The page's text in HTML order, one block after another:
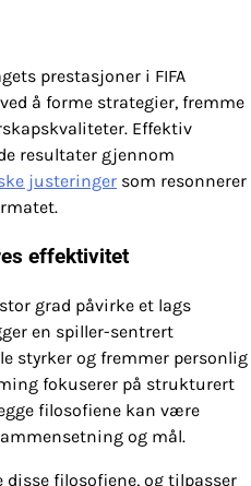
prestasjoner i FIFA
å forme strategier, fremme
Effektiv
resultater gjennom
justeringer som resonnerer
effektivitet
grad påvirke et lags
en spiller-sentrert
styrker og fremmer personlig
fokuserer på strukturert
filosofiene kan være
og mål.
disse filosofiene, og tilpasser